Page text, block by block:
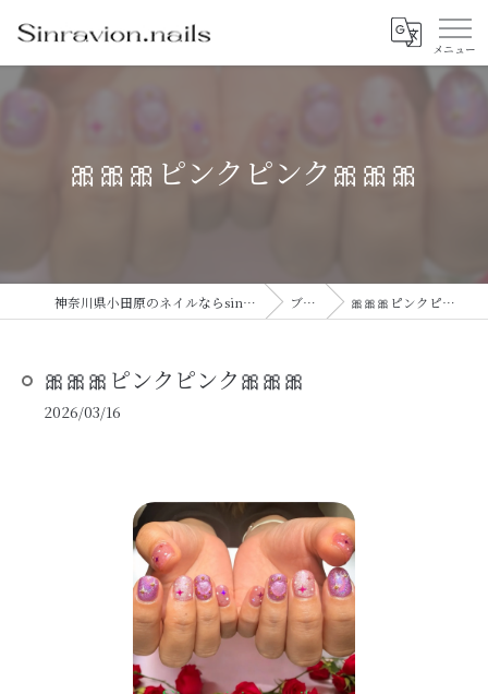
🎀🎀🎀ピンクピンク🎀🎀🎀
神奈川県小田原のネイルならsinravision.nails ブログ 🎀🎀🎀ピンクピンク🎀🎀🎀
🎀🎀🎀ピンクピンク🎀🎀🎀
2026/03/16